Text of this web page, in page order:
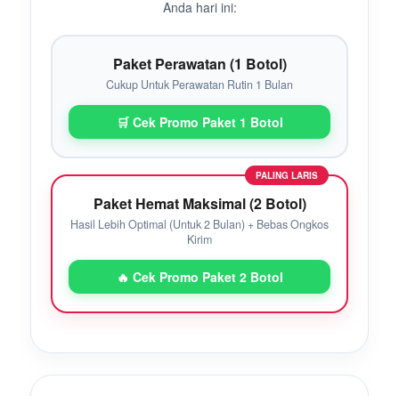
Anda hari ini:
Paket Perawatan (1 Botol)
Cukup Untuk Perawatan Rutin 1 Bulan
🛒 Cek Promo Paket 1 Botol
PALING LARIS
Paket Hemat Maksimal (2 Botol)
Hasil Lebih Optimal (Untuk 2 Bulan) + Bebas Ongkos
Kirim
🔥 Cek Promo Paket 2 Botol